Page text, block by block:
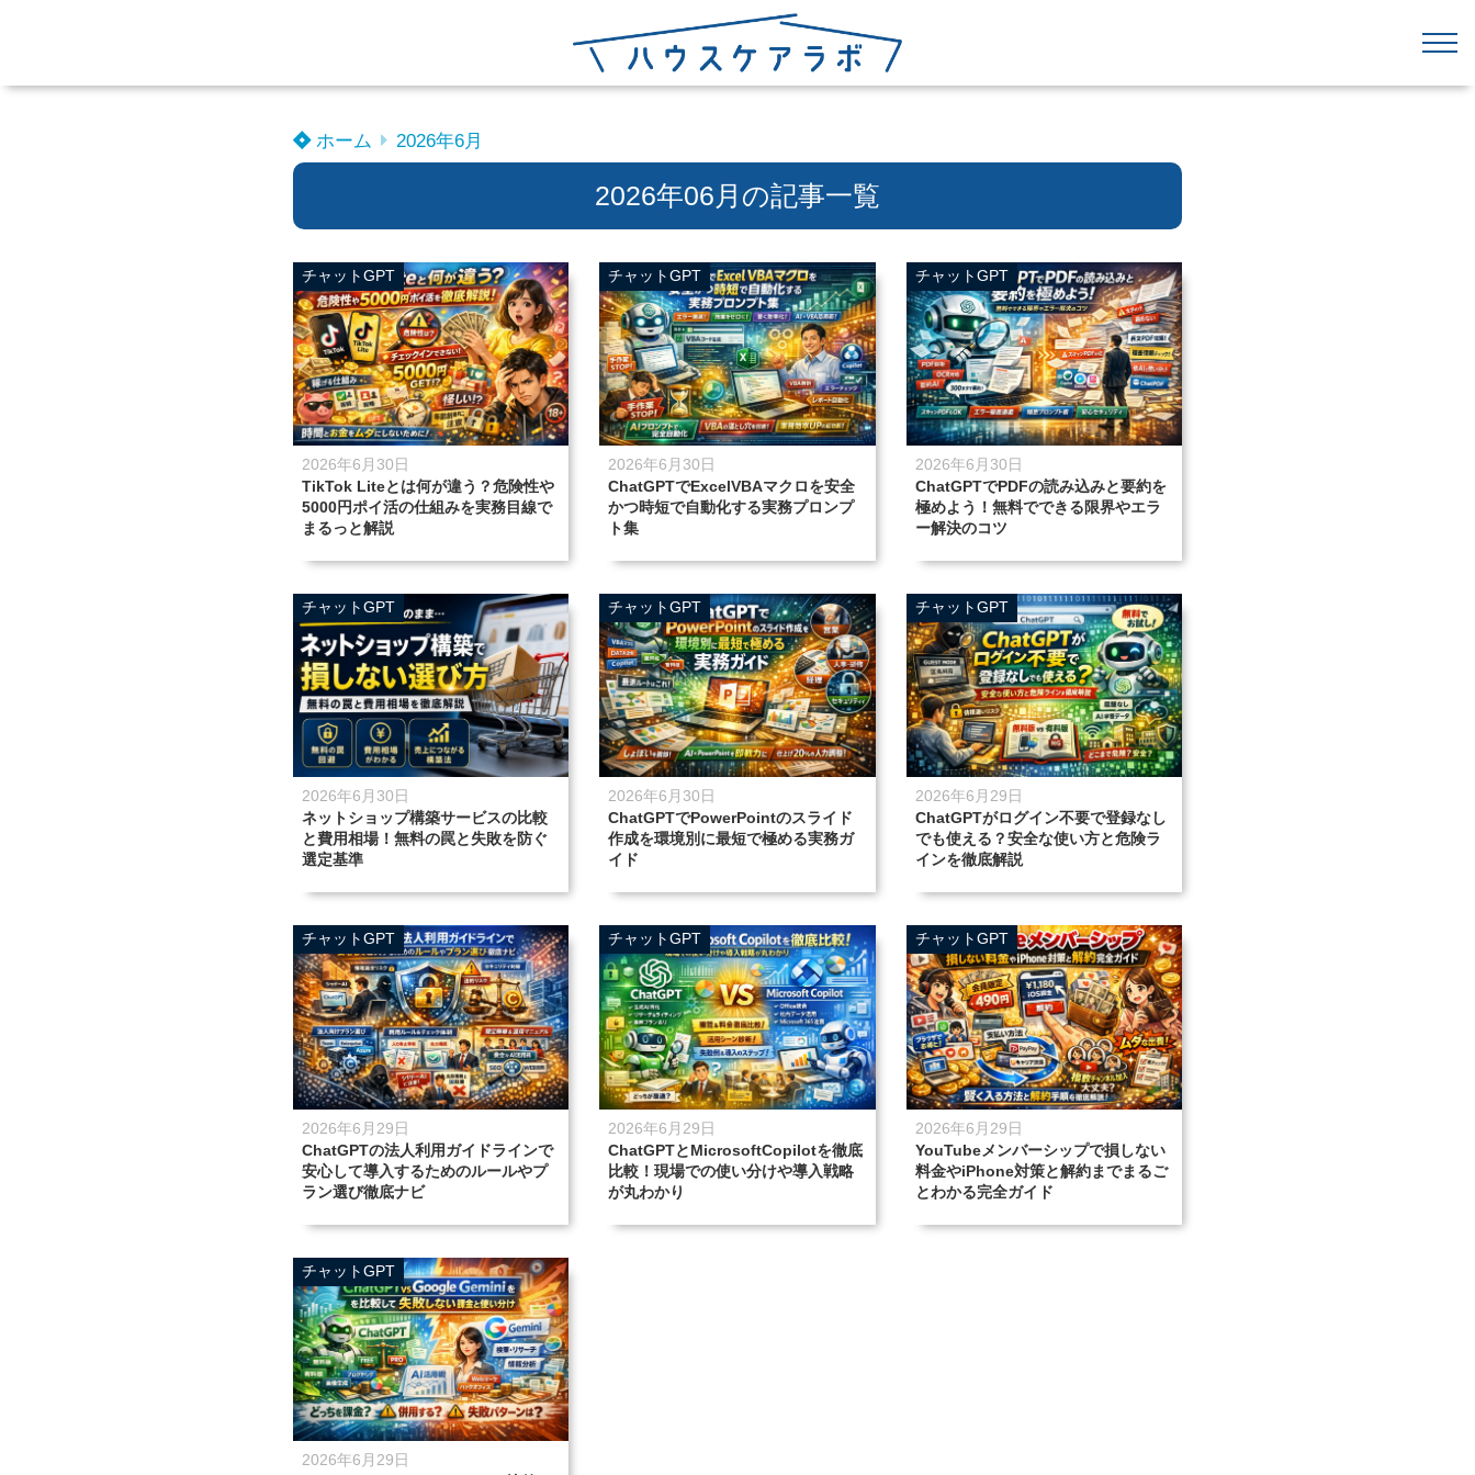
ホーム 2026年6月
2026年06月の記事一覧
チャットGPT
2026年6月30日
TikTok Liteとは何が違う？危険性や
5000円ポイ活の仕組みを実務目線で
まるっと解説
チャットGPT
2026年6月30日
ChatGPTでExcelVBAマクロを安全
かつ時短で自動化する実務プロンプ
ト集
チャットGPT
2026年6月30日
ChatGPTでPDFの読み込みと要約を
極めよう！無料でできる限界やエラ
ー解決のコツ
チャットGPT
2026年6月30日
ネットショップ構築サービスの比較
と費用相場！無料の罠と失敗を防ぐ
選定基準
チャットGPT
2026年6月30日
ChatGPTでPowerPointのスライド
作成を環境別に最短で極める実務ガ
イド
チャットGPT
2026年6月29日
ChatGPTがログイン不要で登録なし
でも使える？安全な使い方と危険ラ
インを徹底解説
チャットGPT
2026年6月29日
ChatGPTの法人利用ガイドラインで
安心して導入するためのルールやプ
ラン選び徹底ナビ
チャットGPT
2026年6月29日
ChatGPTとMicrosoftCopilotを徹底
比較！現場での使い分けや導入戦略
が丸わかり
チャットGPT
2026年6月29日
YouTubeメンバーシップで損しない
料金やiPhone対策と解約までまるご
とわかる完全ガイド
チャットGPT
2026年6月29日